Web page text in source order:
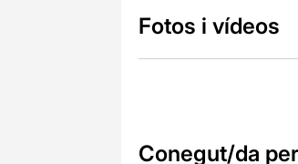
Fotos i vídeos
Conegut/da per